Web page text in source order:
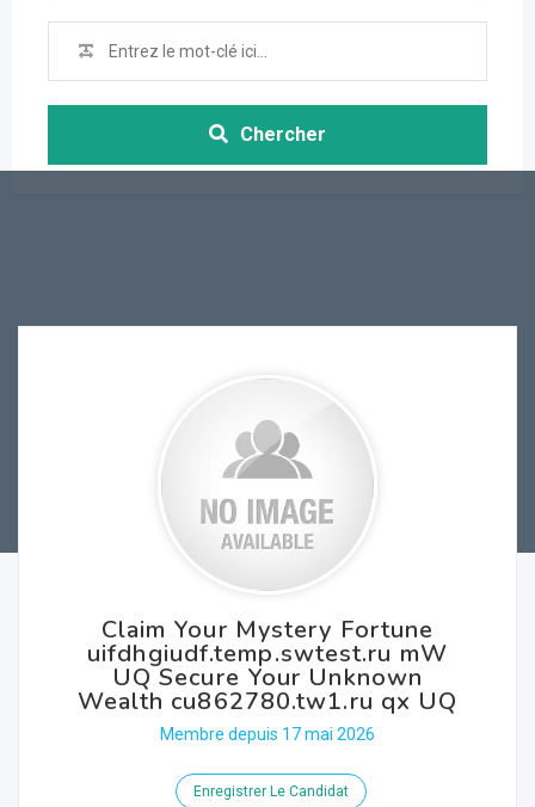
Chercher
Claim Your Mystery Fortune
uifdhgiudf.temp.swtest.ru mW
UQ Secure Your Unknown
Wealth cu862780.tw1.ru qx UQ
Membre depuis 17 mai 2026
Enregistrer Le Candidat